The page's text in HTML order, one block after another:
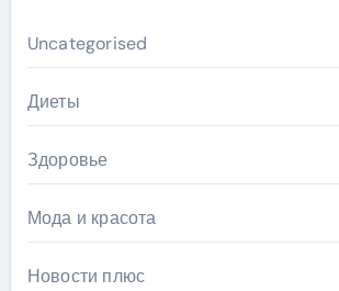
Uncategorised
Диеты
Здоровье
Мода и красота
Новости плюс